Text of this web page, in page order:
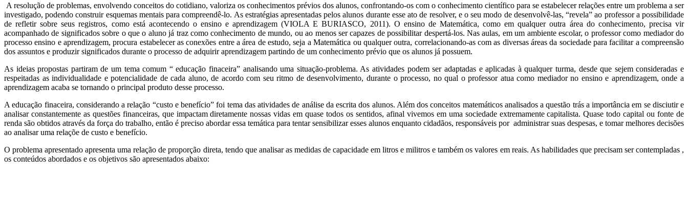
A resolução de problemas, envolvendo conceitos do cotidiano, valoriza os conhecimentos prévios dos alunos, confrontando-os com o conhecimento científico para se estabelecer relações entre um problema a ser
investigado, podendo construir esquemas mentais para compreendê-lo. As estratégias apresentadas pelos alunos durante esse ato de resolver, e o seu modo de desenvolvê-las, “revela” ao professor a possibilidade
de refletir sobre seus registros, como está acontecendo o ensino e aprendizagem (VIOLA E BURIASCO, 2011). O ensino de Matemática, como em qualquer outra área do conhecimento, precisa vir
acompanhado de significados sobre o que o aluno já traz como conhecimento de mundo, ou ao menos ser capazes de possibilitar despertá-los. Nas aulas, em um ambiente escolar, o professor como mediador do
processo ensino e aprendizagem, procura estabelecer as conexões entre a área de estudo, seja a Matemática ou qualquer outra, correlacionando-as com as diversas áreas da sociedade para facilitar a compreensão
dos assuntos e produzir significados durante o processo de adquirir aprendizagem partindo de um conhecimento prévio que os alunos já possuem.
As ideias propostas partiram de um tema comum “ educação finaceira” analisando uma situação-problema. As atividades podem ser adaptadas e aplicadas à qualquer turma, desde que sejem consideradas e
respeitadas as individualidade e potencialidade de cada aluno, de acordo com seu ritmo de desenvolvimento, durante o processo, no qual o professor atua como mediador no ensino e aprendizagem, onde a
aprendizagem acaba se tornando o principal produto desse processo.
A educação finaceira, considerando a relação “custo e benefício” foi tema das atividades de análise da escrita dos alunos. Além dos conceitos matemáticos analisados a questão trás a importância em se disciutir e
analisar constantemente as questões financeiras, que impactam diretamente nossas vidas em quase todos os sentidos, afinal vivemos em uma sociedade extremamente capitalista. Quase todo capital ou fonte de
renda são obtidos através da força do trabalho, então é preciso abordar essa temática para tentar sensibilizar esses alunos enquanto cidadãos, responsáveis por administrar suas despesas, e tomar melhores decisões
ao analisar uma relaçõe de custo e benefício.
O problema apresentado apresenta uma relação de proporção direta, tendo que analisar as medidas de capacidade em litros e militros e também os valores em reais. As habilidades que precisam ser contempladas ,
os conteúdos abordados e os objetivos são apresentados abaixo: